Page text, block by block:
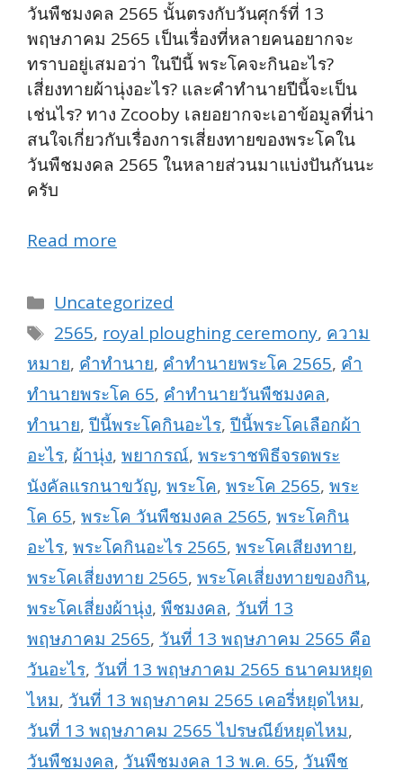
วันพืชมงคล 2565 นั้นตรงกับวันศุกร์ที่ 13
พฤษภาคม 2565 เป็นเรื่องที่หลายคนอยากจะ
ทราบอยู่เสมอว่า ในปีนี้ พระโคจะกินอะไร?
เสี่ยงทายผ้านุ่งอะไร? และคำทำนายปีนี้จะเป็น
เช่นไร? ทาง Zcooby เลยอยากจะเอาข้อมูลที่น่า
สนใจเกี่ยวกับเรื่องการเสี่ยงทายของพระโคใน
วันพืชมงคล 2565 ในหลายส่วนมาแบ่งปันกันนะ
ครับ
Read more
Categories
Uncategorized
Tags
2565, royal ploughing ceremony, ความ
หมาย, คำทำนาย, คำทำนายพระโค 2565, คำ
ทำนายพระโค 65, คำทำนายวันพืชมงคล,
ทำนาย,ปีนี้พระโคกินอะไร,ปีนี้พระโคเลือกผ้า
อะไร, ผ้านุ่ง, พยากรณ์, พระราชพิธีจรดพระ
นังคัลแรกนาขวัญ, พระโค, พระโค 2565, พระ
โค 65, พระโค วันพืชมงคล 2565, พระโคกิน
อะไร, พระโคกินอะไร 2565, พระโคเสียงทาย,
พระโคเสี่ยงทาย 2565, พระโคเสี่ยงทายของกิน,
พระโคเสี่ยงผ้านุ่ง, พืชมงคล, วันที่ 13
พฤษภาคม 2565, วันที่ 13 พฤษภาคม 2565 คือ
วันอะไร, วันที่ 13 พฤษภาคม 2565 ธนาคมหยุด
ไหม, วันที่ 13 พฤษภาคม 2565 เคอรี่หยุดไหม,
วันที่ 13 พฤษภาคม 2565 ไปรษณีย์หยุดไหม,
วันพืชมงคล, วันพืชมงคล 13 พ.ค. 65, วันพืช